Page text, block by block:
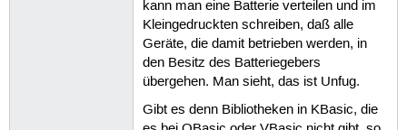
kann man eine Batterie verteilen und im
Kleingedruckten schreiben, daß alle
Geräte, die damit betrieben werden, in
den Besitz des Batteriegebers
übergehen. Man sieht, das ist Unfug.
Gibt es denn Bibliotheken in KBasic, die